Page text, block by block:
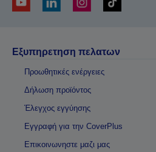
Εξυπηρετηση πελατων
Προωθητικές ενέργειες
Δήλωση προϊόντος
Έλεγχος εγγύησης
Εγγραφή για την CoverPlus
Επικοινωνηστε μαζι μας